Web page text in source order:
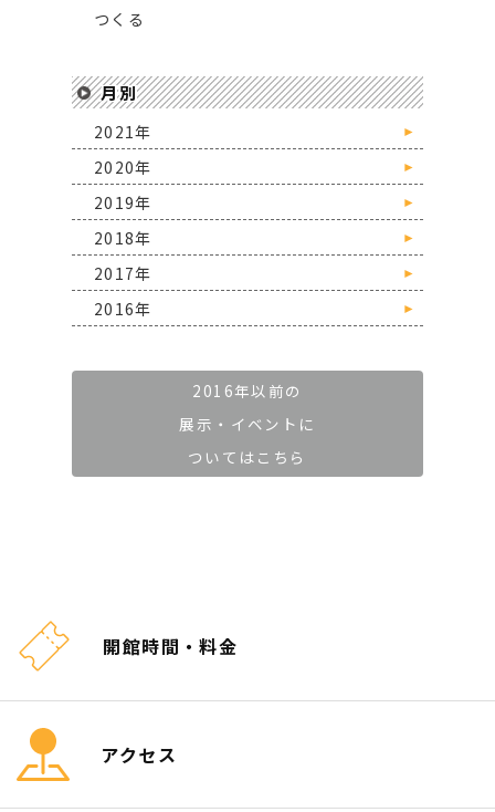
つくる
月別
►
2021年
►
2020年
►
2019年
►
2018年
►
2017年
►
2016年
2016年以前の
展示・イベントに
ついてはこちら
開館時間・料金
アクセス